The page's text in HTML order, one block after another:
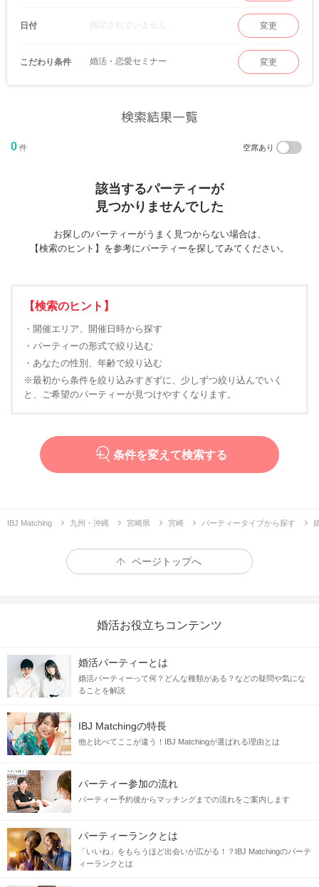
日付 指定されていません 変更
こだわり条件 婚活・恋愛セミナー 変更
検索結果一覧
0 件 空席あり
該当するパーティーが
見つかりませんでした
お探しのパーティーがうまく見つからない場合は、
【検索のヒント】を参考にパーティーを探してみてください。
【検索のヒント】
・開催エリア、開催日時から探す
・パーティーの形式で絞り込む
・あなたの性別、年齢で絞り込む
※最初から条件を絞り込みすぎずに、少しずつ絞り込んでいく
と、ご希望のパーティーが見つけやすくなります。
条件を変えて検索する
IBJ Matching 九州・沖縄 宮崎県 宮崎 パーティータイプから探す
ページトップへ
婚活お役立ちコンテンツ
婚活パーティーとは
婚活パーティーって何？どんな種類がある？などの疑問や気にな
ることを解説
IBJ Matchingの特長
他と比べてここが違う！IBJ Matchingが選ばれる理由とは
パーティー参加の流れ
パーティー予約後からマッチングまでの流れをご案内します
パーティーランクとは
「いいね」をもらうほど出会いが広がる！？IBJ Matchingのパーテ
ィーランクとは